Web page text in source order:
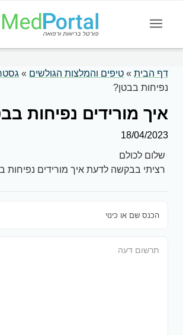
דף הבית» טיפים והמלצות הגולשים »
נפיחות בבטן?
איך מורידים נפיחות
18/04/2023
שלום לכולם
רציתי בבקשה לדעת איך מורידים נפיחות